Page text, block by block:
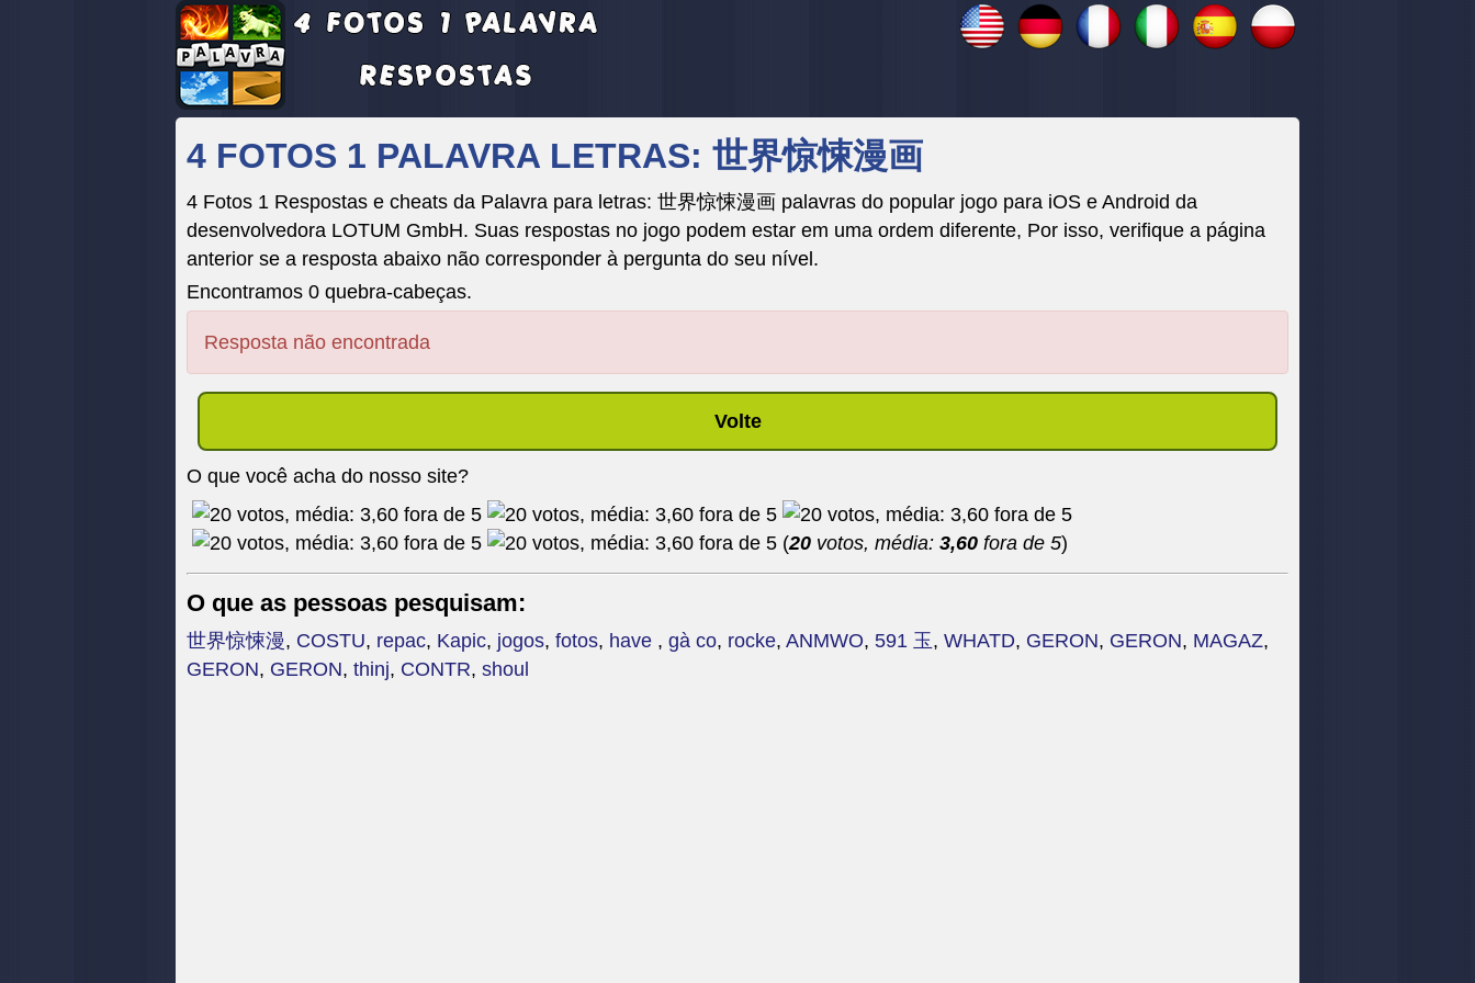
4 FOTOS 1 PALAVRA LETRAS: 世界惊悚漫画
4 Fotos 1 Respostas e cheats da Palavra para letras: 世界惊悚漫画 palavras do popular jogo para iOS e Android da
desenvolvedora LOTUM GmbH. Suas respostas no jogo podem estar em uma ordem diferente, Por isso, verifique a página
anterior se a resposta abaixo não corresponder à pergunta do seu nível.
Encontramos 0 quebra-cabeças.
Resposta não encontrada
Volte
O que você acha do nosso site?
(20 votos, média: 3,60 fora de 5)
O que as pessoas pesquisam:
世界惊悚漫, COSTU, repac, Kapic, jogos, fotos, have , gà co, rocke, ANMWO, 591 玉, WHATD, GERON, GERON, MAGAZ,
GERON, GERON, thinj, CONTR, shoul